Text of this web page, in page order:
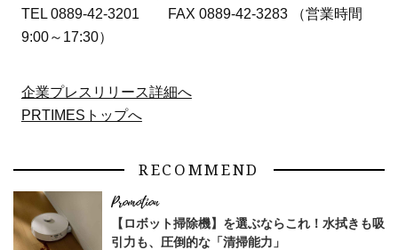
TEL 0889-42-3201 FAX 0889-42-3283 （営業時間
9:00～17:30）
企業プレスリリース詳細へ
PRTIMESトップへ
RECOMMEND
【ロボット掃除機】を選ぶならこれ！水拭きも吸
引力も、圧倒的な「清掃能力」